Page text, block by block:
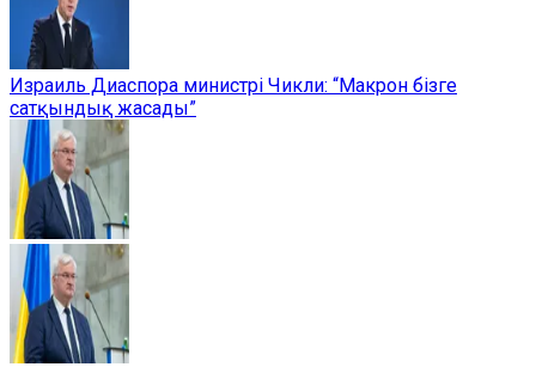
Израиль Диаспора министрі Чикли: “Макрон бізге
сатқындық жасады”